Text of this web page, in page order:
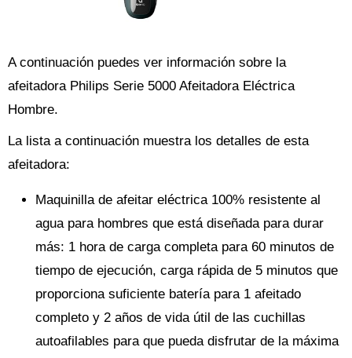
A continuación puedes ver información sobre la
afeitadora Philips Serie 5000 Afeitadora Eléctrica
Hombre.
La lista a continuación muestra los detalles de esta
afeitadora:
Maquinilla de afeitar eléctrica 100% resistente al
agua para hombres que está diseñada para durar
más: 1 hora de carga completa para 60 minutos de
tiempo de ejecución, carga rápida de 5 minutos que
proporciona suficiente batería para 1 afeitado
completo y 2 años de vida útil de las cuchillas
autoafilables para que pueda disfrutar de la máxima